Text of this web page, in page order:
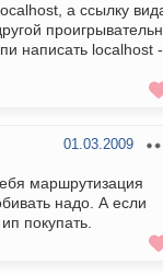
а ссылку
написать localhost -
01.03.2009
маршрутизация
надо. А если
покупать.